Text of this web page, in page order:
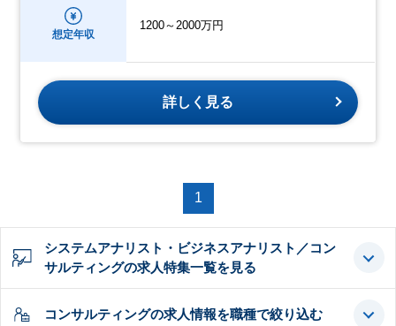
想定年収
1200～2000万円
詳しく見る
1
システムアナリスト・ビジネスアナリスト／コン
サルティングの求人特集一覧を見る
コンサルティングの求人情報を職種で絞り込む